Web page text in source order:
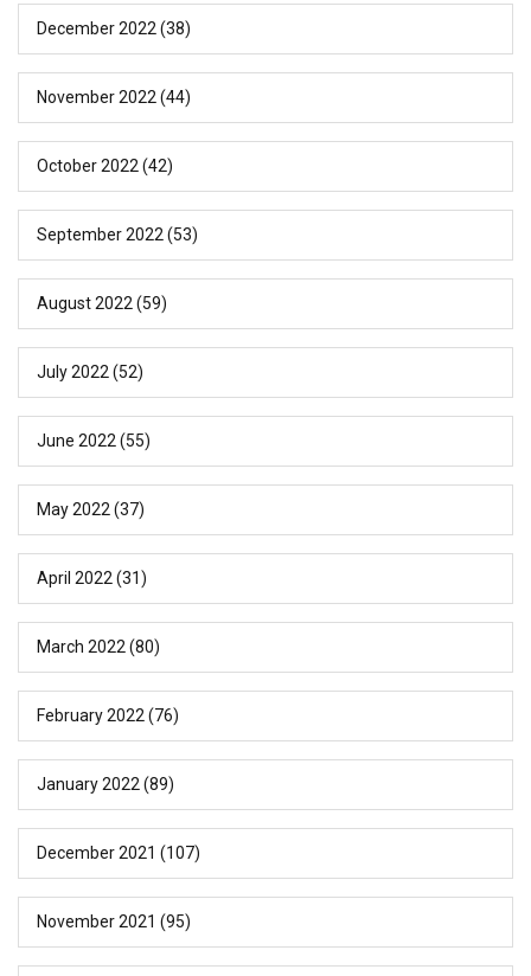
December 2022 (38)
November 2022 (44)
October 2022 (42)
September 2022 (53)
August 2022 (59)
July 2022 (52)
June 2022 (55)
May 2022 (37)
April 2022 (31)
March 2022 (80)
February 2022 (76)
January 2022 (89)
December 2021 (107)
November 2021 (95)